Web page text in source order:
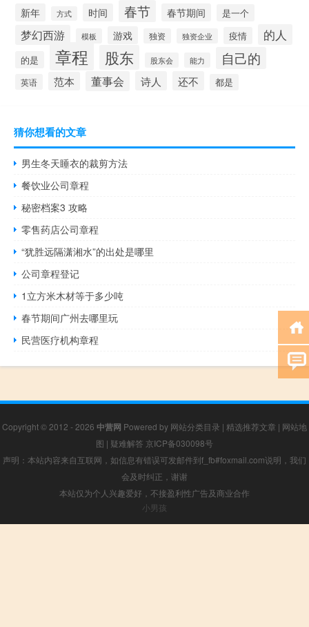
新年 方式 时间 春节 春节期间 是一个
梦幻西游 模板 游戏 独资 独资企业 疫情 的人
的是 章程 股东 股东会 能力 自己的
英语 范本 董事会 诗人 还不 都是
猜你想看的文章
男生冬天睡衣的裁剪方法
餐饮业公司章程
秘密档案3 攻略
零售药店公司章程
“犹胜远隔潇湘水”的出处是哪里
公司章程登记
1立方米木材等于多少吨
春节期间广州去哪里玩
民营医疗机构章程
Copyright © 2012 - 2026 中营网 Powered by 网站分类目录 | 精选推荐文章 | 网站地
图 | 疑难解答 京ICP备030098号
声明：本站内容来自互联网，如信息有错误可发邮件到f_fb#foxmail.com说明，我们
会及时纠正，谢谢
本站仅为个人兴趣爱好，不接盈利性广告及商业合作
小男孩